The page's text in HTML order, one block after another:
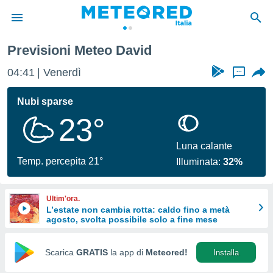
di
per
le
di
Web
Previsioni Meteo David
04:41 Venerdì ...
Nubi sparse
23°
Temp. percepita 21°
Luna calante
Illuminata:32%
Ultim'ora.
L’estate non cambia rotta: caldo fino a metà
agosto, svolta possibile solo a fine mese
Scarica GRATIS la app di Meteored! Installa